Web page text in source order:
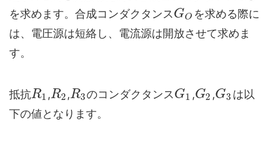
を求めます。合成コンダクタンスGO を求める際に
は、電圧源は短絡し、電流源は開放させて求めま
す。
抵抗R1 ,R2 ,R3のコンダクタンスG1 ,G2 ,G3 は以
下の値となります。